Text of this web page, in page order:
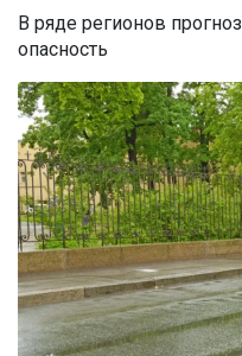
В ряде регионов
опасность